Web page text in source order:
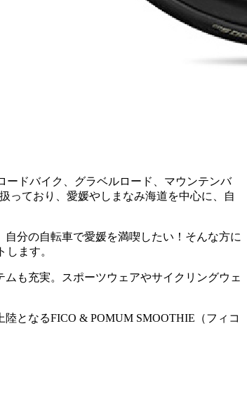
ードバイク、グラベルロード、マウンテンバ
っており、愛媛やしまなみ海道を中心に、自
分の自転車で愛媛を満喫したい！そんな方に
ます。
も充実。スポーツウェアやサイクリングウェ
となるFICO & POMUM SMOOTHIE（フィコ